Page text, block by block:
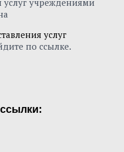
услуг
по ссылке.